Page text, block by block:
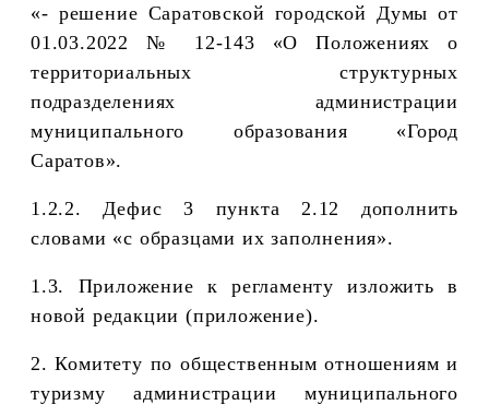
«- решение Саратовской городской Думы от
01.03.2022 № 12-143 «О Положениях о
территориальных структурных
подразделениях администрации
муниципального образования «Город
Саратов».
1.2.2. Дефис 3 пункта 2.12 дополнить
словами «с образцами их заполнения».
1.3. Приложение к регламенту изложить в
новой редакции (приложение).
2. Комитету по общественным отношениям и
туризму администрации муниципального